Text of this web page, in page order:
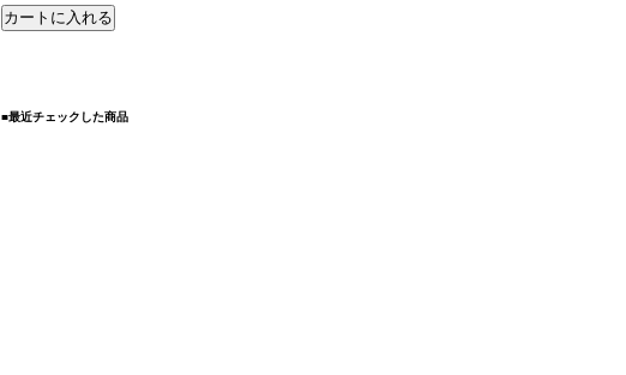
■最近チェックした商品